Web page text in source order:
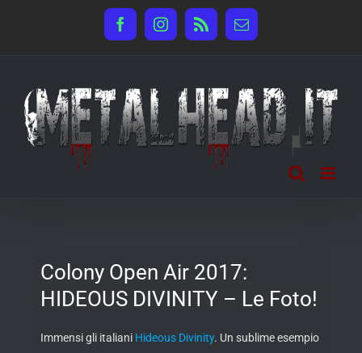
FacebookInstagram
Rss Email
Colony Open Air 2017:
HIDEOUS DIVINITY – Le Foto!
Immensi gli italiani Hideous Divinity. Un sublime esempio